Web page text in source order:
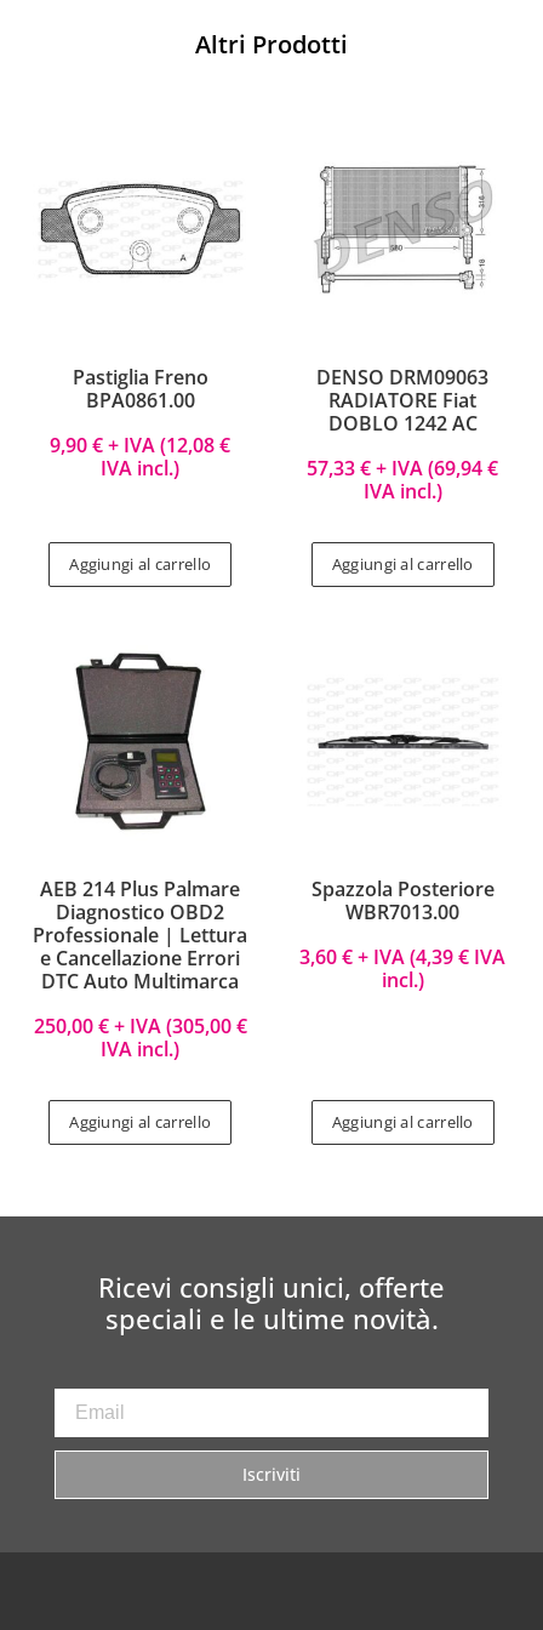
Altri Prodotti
Pastiglia Freno
BPA0861.00
9,90€+ IVA (12,08€
IVA incl.)
Aggiungi al carrello
DENSO DRM09063
RADIATORE Fiat
DOBLO 1242 AC
57,33€+ IVA (69,94€
IVA incl.)
Aggiungi al carrello
AEB 214 Plus Palmare
Diagnostico OBD2
Professionale | Lettura
e Cancellazione Errori
DTC Auto Multimarca
250,00€+ IVA (305,00€
IVA incl.)
Aggiungi al carrello
Spazzola Posteriore
WBR7013.00
3,60€+ IVA (4,39€ IVA
incl.)
Aggiungi al carrello
Ricevi consigli unici, offerte
speciali e le ultime novità.
Iscriviti